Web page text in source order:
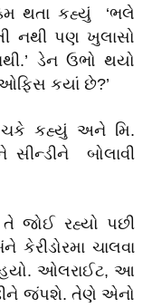
થતા કહ્યું ‘ભલે
નથી પણ ખુલાસો
ડેન ઉભો થયો
કયાં છે?’
ચકે કહ્યું અને મિ.
બોલાવી
તે જોઈ રહ્યો પછી
ચાલવા
ઓલરાઈટ, આ
જંપશે. તેણે એનો